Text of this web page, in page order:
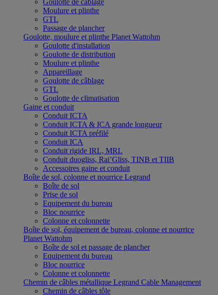
Goulotte de câblage
Moulure et plinthe
GTL
Passage de plancher
Goulotte, moulure et plinthe Planet Wattohm
Goulotte d'installation
Goulotte de distribution
Moulure et plinthe
Appareillage
Goulotte de câblage
GTL
Goulotte de climatisation
Gaine et conduit
Conduit ICTA
Conduit ICTA & ICA grande longueur
Conduit ICTA préfilé
Conduit ICA
Conduit rigide IRL, MRL
Conduit duogliss, Rai’Gliss, TINB et TIIB
Accessoires gaine et conduit
Boîte de sol, colonne et nourrice Legrand
Boîte de sol
Prise de sol
Equipement du bureau
Bloc nourrice
Colonne et colonnette
Boîte de sol, équipement de bureau, colonne et nourrice
Planet Wattohm
Boîte de sol et passage de plancher
Equipement du bureau
Bloc nourrice
Colonne et colonnette
Chemin de câbles métallique Legrand Cable Management
Chemin de câbles tôle